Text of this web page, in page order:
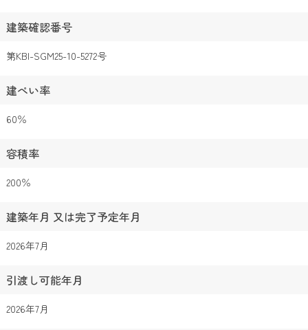
建築確認番号
第KBI-SGM25-10-5272号
建ぺい率
60％
容積率
200％
建築年月 又は完了予定年月
2026年7月
引渡し可能年月
2026年7月